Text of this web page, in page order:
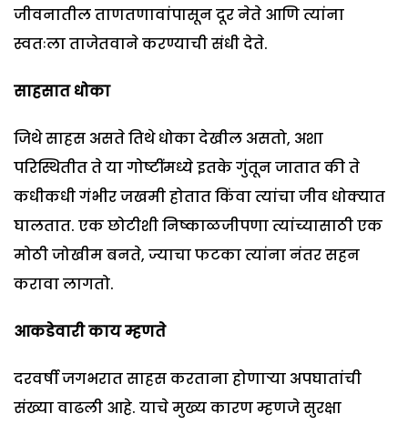
जीवनातील ताणतणावांपासून दूर नेते आणि त्यांना
स्वतःला ताजेतवाने करण्याची संधी देते.
साहसात धोका
जिथे साहस असते तिथे धोका देखील असतो, अशा
परिस्थितीत ते या गोष्टींमध्ये इतके गुंतून जातात की ते
कधीकधी गंभीर जखमी होतात किंवा त्यांचा जीव धोक्यात
घालतात. एक छोटीशी निष्काळजीपणा त्यांच्यासाठी एक
मोठी जोखीम बनते, ज्याचा फटका त्यांना नंतर सहन
करावा लागतो.
आकडेवारी काय म्हणते
दरवर्षी जगभरात साहस करताना होणाऱ्या अपघातांची
संख्या वाढली आहे. याचे मुख्य कारण म्हणजे सुरक्षा